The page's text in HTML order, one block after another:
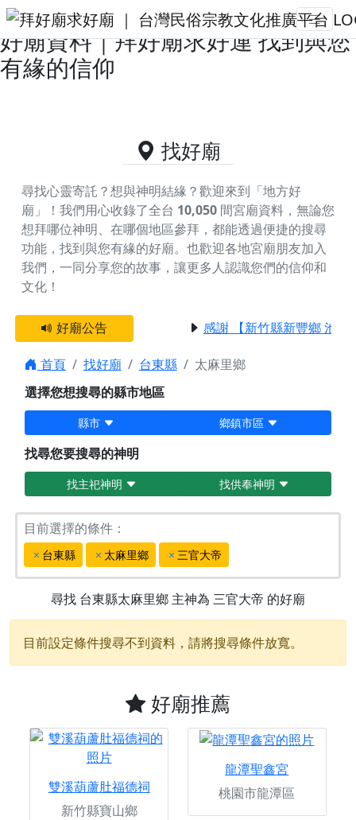
台東縣太麻里鄉主神為三官大帝的
好廟資料｜拜好廟求好運 找到與您
有緣的信仰
找好廟
尋找心靈寄託？想與神明結緣？歡迎來到「地方好
廟」！我們用心收錄了全台 10,050 間宮廟資料，無論您
想拜哪位神明、在哪個地區參拜，都能透過便捷的搜尋
功能，找到與您有緣的好廟。 也歡迎各地宮廟朋友加入
我們，一同分享您的故事，讓更多人認識您們的信仰和
文化！
好廟公告 感謝 【新竹縣新豐鄉 池和
首頁 找好廟 台東縣
太麻里鄉
選擇您想搜尋的縣市地區
縣市 鄉鎮市區
找尋您要搜尋的神明
找主祀神明 找供奉神明
目前選擇的條件：
台東縣 太麻里鄉 三官大帝
尋找 台東縣太麻里鄉 主神為 三官大帝 的好廟
目前設定條件搜尋不到資料，請將搜尋條件放寬。
好廟推薦
雙溪葫蘆肚福德祠
新竹縣寶山鄉
龍潭聖鑫宮
桃園市龍潭區